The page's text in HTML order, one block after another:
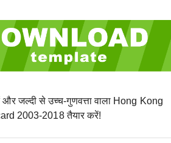
जल्दी से उच्च-गुणवत्ता वाला Hong Kong
2003-2018 तैयार करें!